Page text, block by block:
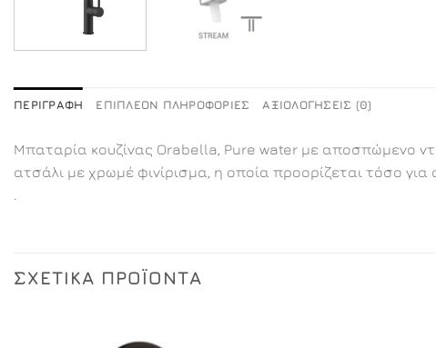
ΠΕΡΙΓΡΑΦΉ ΕΠΙΠΛΈΟΝ ΠΛΗΡΟΦΟΡΊΕΣ ΑΞΙΟΛΟΓΉΣΕΙΣ (0)
Μπαταρία κουζίνας Orabella, Pure water με αποσπώμενο
ατσάλι με χρωμέ φινίρισμα, η οποία προορίζεται τόσο
ΣΧΕΤΙΚΆ ΠΡΟΪΌΝΤΑ